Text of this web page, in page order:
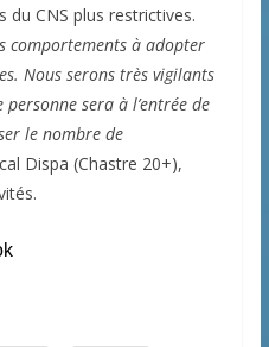
CNS plus restrictives.
comportements à adopter
Nous serons très vigilants
sera à l’entrée de
le nombre de
Dispa (Chastre 20+),